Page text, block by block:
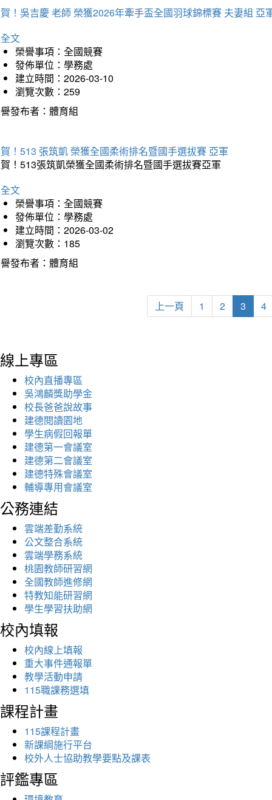
！吳吉慶 老師 榮獲2026年牽手盃全國羽球錦標賽 夫妻組 亞
文
榮譽事項：全國競賽
發佈單位：學務處
建立時間：2026-03-10
瀏覽次數：259
發布者：體育組
！513 張筑凱 榮獲全國柔術排名暨國手選拔賽 亞軍
！513張筑凱榮獲全國柔術排名暨國手選拔賽亞軍
文
榮譽事項：全國競賽
發佈單位：學務處
建立時間：2026-03-02
瀏覽次數：185
發布者：體育組
上一頁 1 2 3 4
線上專區
校內直播專區
吳鴻麟獎助學金
校長爸爸說故事
建德閱讀園地
學生病假回報單
建德第一會議室
建德第二會議室
建德特殊會議室
輔導專用會議室
公務連結
雲端差勤系統
公文整合系統
雲端學務系統
桃園教師研習網
全國教師進修網
特教知能研習網
學生學習扶助網
校內填報
校內線上填報
重大事件通報單
教學活動申請
115職課務選填
課程計畫
115課程計畫
新課綱施行平台
校外人士協助教學要點及課表
評鑑專區